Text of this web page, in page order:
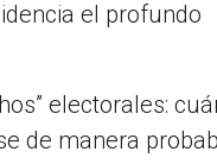
el profundo
electorales:
de manera